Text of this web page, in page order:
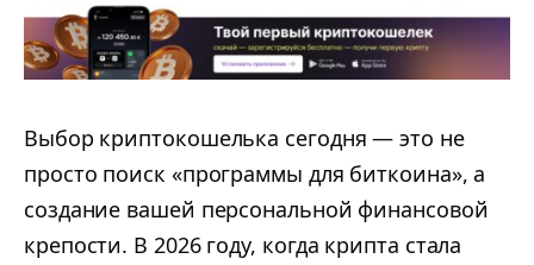
Выбор криптокошелька сегодня — это не
просто поиск «программы для биткоина», а
создание вашей персональной финансовой
крепости. В 2026 году, когда крипта стала